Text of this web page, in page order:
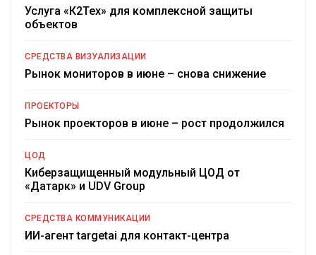
Услуга «К2Тех» для комплексной защиты
объектов
СРЕДСТВА ВИЗУАЛИЗАЦИИ
Рынок мониторов в июне – снова снижение
ПРОЕКТОРЫ
Рынок проекторов в июне – рост продолжился
ЦОД
Киберзащищенный модульный ЦОД от
«Датарк» и UDV Group
СРЕДСТВА КОММУНИКАЦИИ
ИИ-агент targetai для контакт-центра